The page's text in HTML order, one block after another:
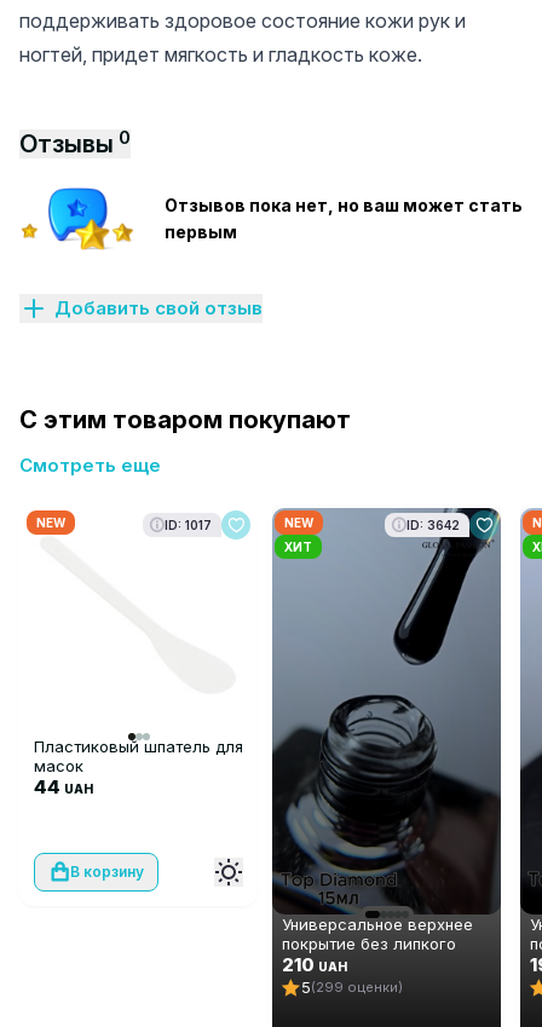
поддерживать здоровое состояние кожи рук и
ногтей, придет мягкость и гладкость коже.
Отзывы 0
Отзывов пока нет, но ваш может стать
первым
Добавить свой отзыв
С этим товаром покупают
Смотреть еще
NEW ID: 1017
Пластиковый шпатель для
масок
44 UAH
В корзину
NEW
ХИТ
ID: 3642
Универсальное верхнее
покрытие без липкого
слоя (топ/финиш) Global
Fashion TOP-Diamond 15
мл
210 UAH
5(299 оценки)